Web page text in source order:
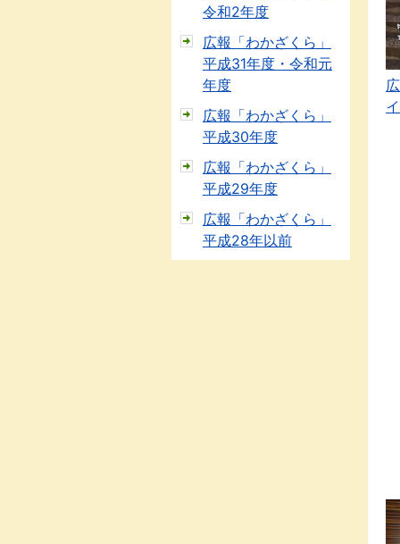
令和2年度
広報「わかざくら」
平成31年度・令和元
年度
広報「わかざくら」
平成30年度
広報「わかざくら」
平成29年度
広報「わかざくら」
平成28年以前